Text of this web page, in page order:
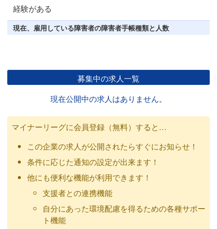
経験がある
現在、雇用している障害者の障害者手帳種類と人数
募集中の求人一覧
現在公開中の求人はありません。
マイナーリーグに会員登録（無料）すると…
この企業の求人が公開されたらすぐにお知らせ！
条件に応じた通知の設定が出来ます！
他にも便利な機能が利用できます！
支援者との連携機能
自分にあった環境配慮を得るための各種サポー
ト機能